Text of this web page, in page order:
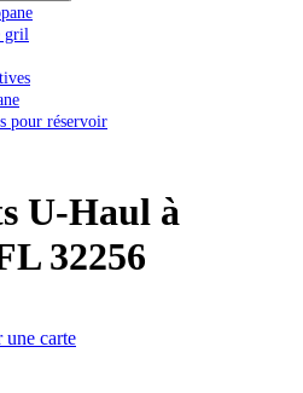
gril
pour réservoir
U-Haul à
32256
une carte